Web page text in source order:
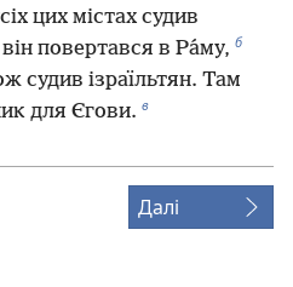
цих містах судив
повертався в Ра́му, б
судив ізраїльтян. Там
для Єгови. в
Далі